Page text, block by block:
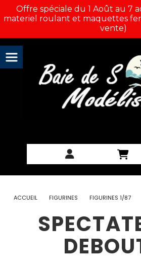
Offre spéciale du 1 Août au 7
materiel roulant et maquettes
vente)
ACCUEIL FIGURINES FIGURINES 1/87
Panneau de gestion des cookies